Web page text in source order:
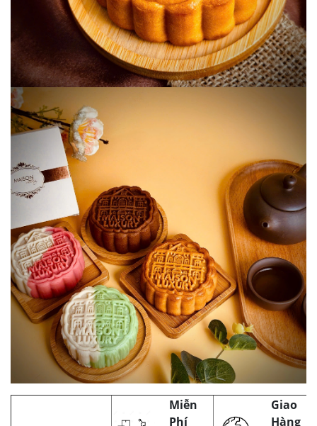
Miễn
Phí
Giao
Hàng